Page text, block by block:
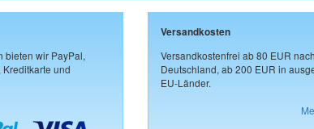
bieten wir PayPal,
Kreditkarte und
Versandkosten
Versandkostenfrei ab 80 EUR nach
Deutschland, ab 200 EUR in
EU-Länder.